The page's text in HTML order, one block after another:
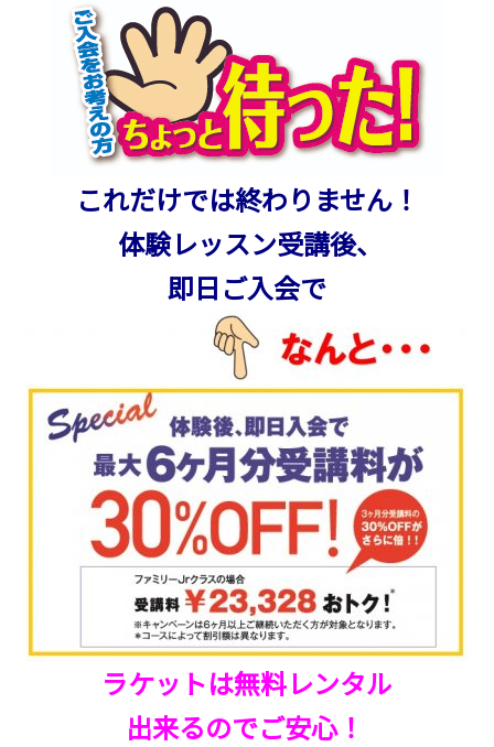
これだけでは終わりません！
体験レッスン受講後、
即日ご入会で
ラケットは無料レンタル
出来るのでご安心！